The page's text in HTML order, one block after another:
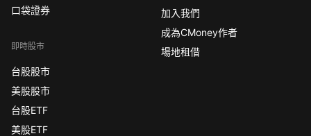
口袋證券
即時股市
台股股市
美股股市
台股ETF
美股ETF
加入我們
成為CMoney作者
場地租借